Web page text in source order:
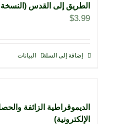
الطريق إلى القدس (النسخة
$3.99
إضافة إلى السلة البيانات
الديموقراطية الزائفة
الإلكترونية)